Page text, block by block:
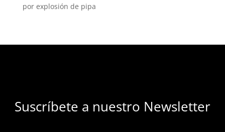
por explosión de pipa
Suscríbete a nuestro Newsletter